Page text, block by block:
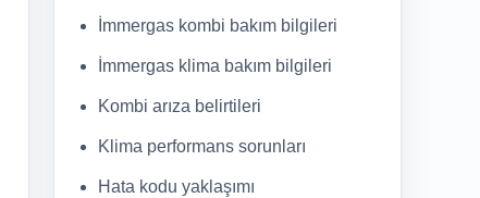
İmmergas kombi bakım bilgileri
İmmergas klima bakım bilgileri
Kombi arıza belirtileri
Klima performans sorunları
Hata kodu yaklaşımı